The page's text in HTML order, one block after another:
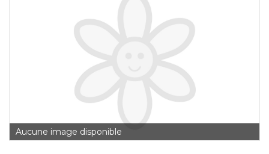
Promotions et évènements
Calendrier horticole
Emplois
Service à la clientèle
Aucune image disponible